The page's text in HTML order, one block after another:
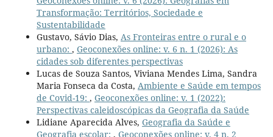
Transformação: Territórios, Sociedade e
Sustentabilidade
Gustavo, Sávio Dias, As Fronteiras entre o rural e o
urbano: , Geoconexões online: v. 6 n. 1 (2026): As
cidades sob diferentes perspectivas
Lucas de Souza Santos, Viviana Mendes Lima, Sandra
Maria Fonseca da Costa, Ambiente e Saúde em tempos
de Covid-19: , Geoconexões online: v. 1 (2022):
Perspectivas caleidoscópicas da Geografia da Saúde
Lidiane Aparecida Alves, Geografia da Saúde e
Geografia escolar: , Geoconexões online: v. 4 n. 2